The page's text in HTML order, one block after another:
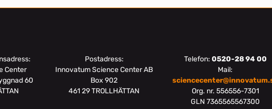
Center
60
Postadress:
Innovatum Science Center AB
Box 902
461 29 TROLLHÄTTAN
Telefon: 0520-28 94 00
Mail:
Org. nr. 556556-7301
GLN 7365565567300